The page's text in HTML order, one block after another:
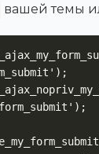
вашей темы